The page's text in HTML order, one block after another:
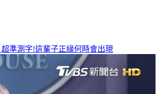
超準測字!這輩子正緣何時會出現